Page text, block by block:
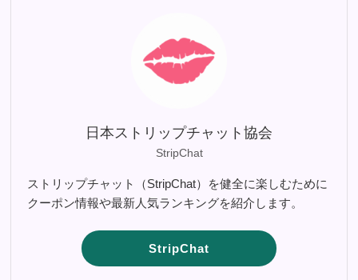
日本ストリップチャット協会
StripChat
ストリップチャット（StripChat）を健全に楽しむために
クーポン情報や最新人気ランキングを紹介します。
StripChat